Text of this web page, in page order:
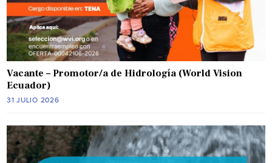
Vacante – Promotor/a de Hidrología (World Vision
Ecuador)
31 JULIO 2026